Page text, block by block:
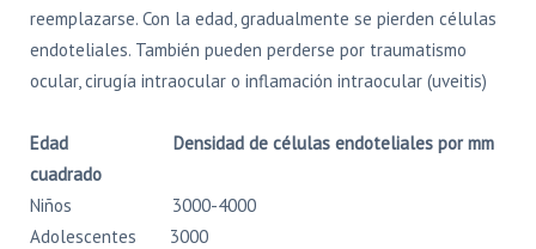
reemplazarse. Con la edad, gradualmente se pierden células
endoteliales. También pueden perderse por traumatismo
ocular, cirugía intraocular o inflamación intraocular (uveitis)
Edad Densidad de células endoteliales por mm
cuadrado
Niños 3000-4000
Adolescentes 3000